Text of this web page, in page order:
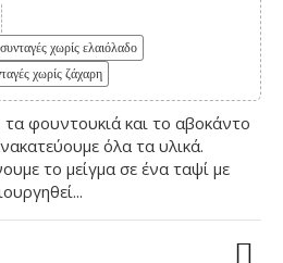
χωρίς ελαιόλαδο
χωρίς ζάχαρη
φουντουκιά και το αβοκάντο
όλα τα υλικά.
το μείγμα σε ένα ταψί με